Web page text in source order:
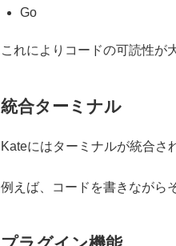
Go
これによりコードの可読性が
統合ターミナル
Kateにはターミナルが統合さ
例えば、コードを書きながら